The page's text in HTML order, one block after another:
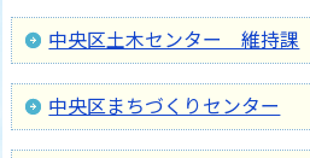
中央区土木センター 維持課
中央区まちづくりセンター